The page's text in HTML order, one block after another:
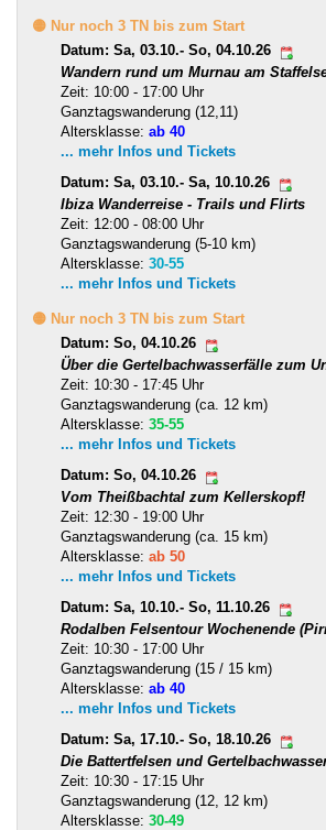
🟡 Nur noch 3 TN bis zum Start
Datum: Sa, 03.10.- So, 04.10.26
Wandern rund um Murnau am
Zeit: 10:00 - 17:00 Uhr
Ganztagswanderung (12,11)
Altersklasse: ab 40
... mehr Infos und Tickets
Datum: Sa, 03.10.- Sa, 10.10.26
Ibiza Wanderreise - Trails und Flirts
Zeit: 12:00 - 08:00 Uhr
Ganztagswanderung (5-10 km)
Altersklasse: 30-55
... mehr Infos und Tickets
🟡 Nur noch 3 TN bis zum Start
Datum: So, 04.10.26
Über die Gertelbachwasserfälle zum
Zeit: 10:30 - 17:45 Uhr
Ganztagswanderung (ca. 12 km)
Altersklasse: 35-55
... mehr Infos und Tickets
Datum: So, 04.10.26
Vom Theißbachtal zum Kellerskopf!
Zeit: 12:30 - 19:00 Uhr
Ganztagswanderung (ca. 15 km)
Altersklasse: ab 50
... mehr Infos und Tickets
Datum: Sa, 10.10.- So, 11.10.26
Rodalben Felsentour Wochenende
Zeit: 10:30 - 17:00 Uhr
Ganztagswanderung (15 / 15 km)
Altersklasse: ab 40
... mehr Infos und Tickets
Datum: Sa, 17.10.- So, 18.10.26
Die Battertfelsen und
Zeit: 10:30 - 17:15 Uhr
Ganztagswanderung (12, 12 km)
Altersklasse: 30-49